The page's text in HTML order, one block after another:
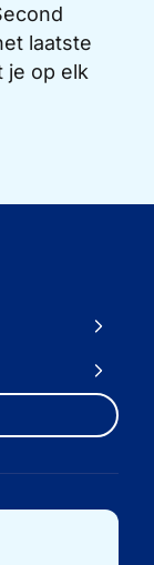
laatste
je op elk